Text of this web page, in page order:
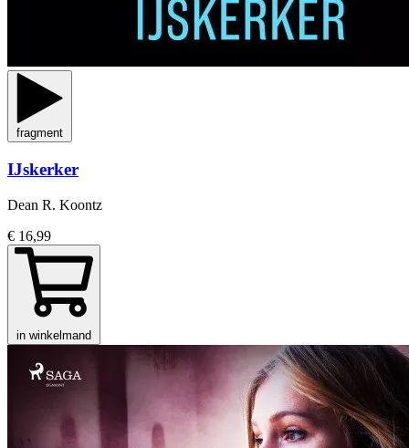
fragment
IJskerker
Dean R. Koontz
€ 16,99
in winkelmand